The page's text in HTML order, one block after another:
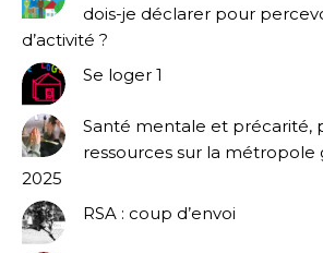
dois-je déclarer pour
d’activité ?
Se loger 1
Santé mentale et précarité,
ressources sur la métropole
2025
RSA : coup d’envoi